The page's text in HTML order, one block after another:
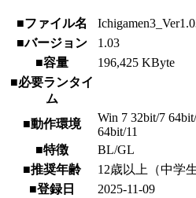
■ファイル名
■バージョン
1.03
■容量
196,425 KByte
■必要ランタイ
ム
■動作環境
Win 7 32bit/7
64bit/11
■特徴
BL/GL
■推奨年齢
12歳以上（中学生
■登録日
2025-11-09